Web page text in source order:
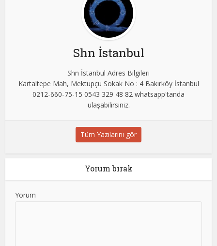
Shn İstanbul
Shn İstanbul Adres Bilgileri
Kartaltepe Mah, Mektupçu Sokak No : 4 Bakırköy İstanbul
0212-660-75-15 0543 329 48 82 whatsapp'tanda
ulaşabilirsiniz.
Tüm Yazılarını gör
Yorum bırak
Yorum